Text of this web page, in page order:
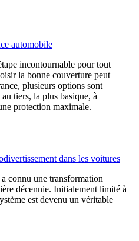
automobile
incontournable pour tout
la bonne couverture peut
plusieurs options sont
tiers, la plus basique, à
protection maximale.
dans les voitures
connu une transformation
décennie. Initialement limité à
est devenu un véritable